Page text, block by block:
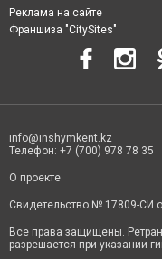
Реклама на сайте
Франшиза "CitySites"
info@inshymkent.kz
Телефон: +7 (700) 978 78 35
О проекте
Свидетельство № 17809-СИ
Все права защищены.
разрешается при указании